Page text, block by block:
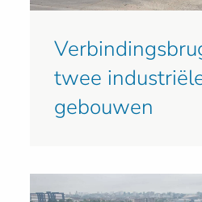
twee
gebouwen